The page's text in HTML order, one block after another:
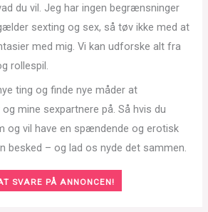
du vil. Jeg har ingen begrænsninger
sexting og sex, så tøv ikke med at
med mig. Vi kan udforske alt fra
rollespil.
ting og finde nye måder at
mine sexpartnere på. Så hvis du
og vil have en spændende og erotisk
besked – og lad os nyde det sammen.
SVARE PÅ ANNONCEN!